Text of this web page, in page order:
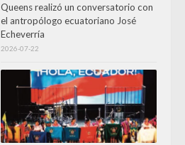
Queens realizó un conversatorio con
el antropólogo ecuatoriano José
Echeverría
2026-07-22